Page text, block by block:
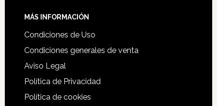
MÁS INFORMACIÓN
Condiciones de Uso
Condiciones generales de venta
Aviso Legal
Política de Privacidad
Política de cookies